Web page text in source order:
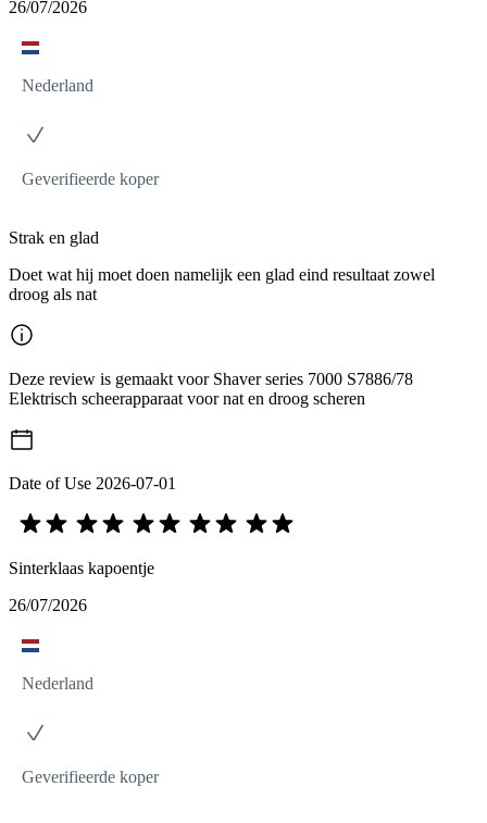
26/07/2026
Nederland
Geverifieerde koper
Strak en glad
Doet wat hij moet doen namelijk een glad eind resultaat zowel
droog als nat
Deze review is gemaakt voor Shaver series 7000 S7886/78
Elektrisch scheerapparaat voor nat en droog scheren
Date of Use 2026-07-01
Sinterklaas kapoentje
26/07/2026
Nederland
Geverifieerde koper